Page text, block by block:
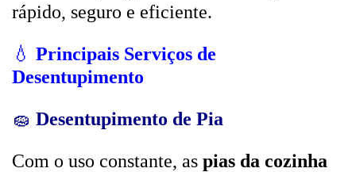
rápido, seguro e eficiente.
💧 Principais Serviços de
Desentupimento
🧽 Desentupimento de Pia
Com o uso constante, as pias da cozinha